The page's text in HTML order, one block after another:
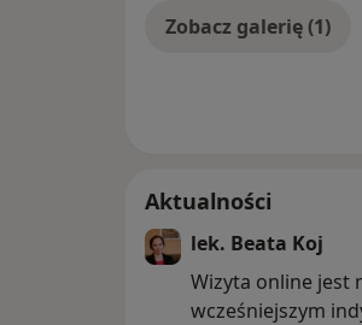
Zobacz galerię (1)
Aktualności
lek. Beata Koj
Wizyta online jest
wcześniejszym